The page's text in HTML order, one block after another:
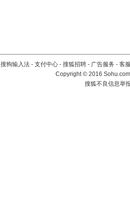
搜狗输入法 - 支付中心 - 搜狐招聘 - 广告服务 - 客
Copyright©2016
搜狐不良信息举